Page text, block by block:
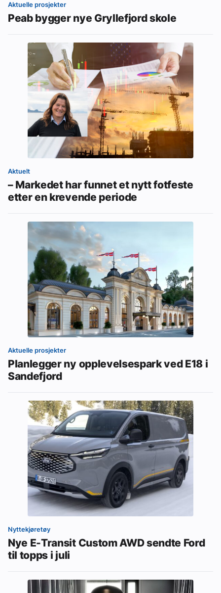
Aktuelle prosjekter
Peab bygger nye Gryllefjord skole
Aktuelt
– Markedet har funnet et nytt fotfeste
etter en krevende periode
Aktuelle prosjekter
Planlegger ny opplevelsespark ved E18 i
Sandefjord
Nyttekjøretøy
Nye E-Transit Custom AWD sendte Ford
til topps i juli